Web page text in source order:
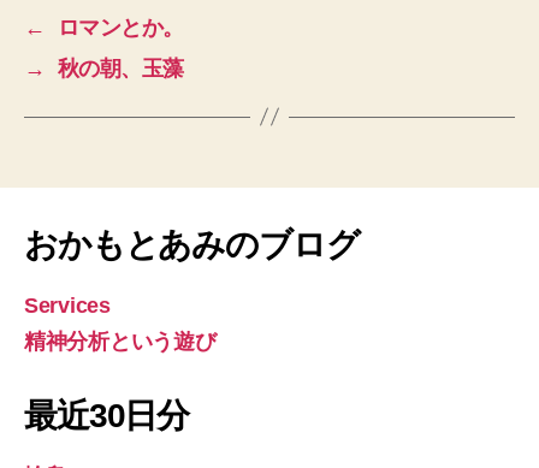
←
ロマンとか。
→
秋の朝、玉藻
おかもとあみのブログ
Services
精神分析という遊び
最近30日分